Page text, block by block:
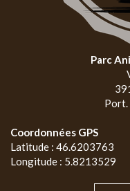
Parc
Port.
Coordonnées GPS
Latitude : 46.6203763
Longitude : 5.8213529